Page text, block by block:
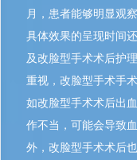
月，患者能够明显观
具体效果的呈现时间
及改脸型手术术后护
重视，改脸型手术手
如改脸型手术术后出
作不当，可能会导致
外，改脸型手术术后